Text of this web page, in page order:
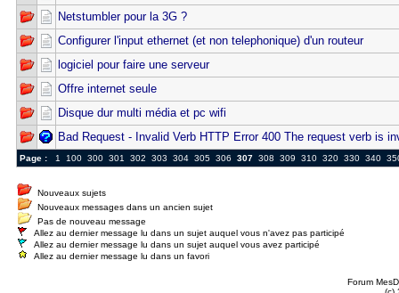
Netstumbler pour la 3G ?
Configurer l'input ethernet (et non telephonique) d'un routeur
logiciel pour faire une serveur
Offre internet seule
Disque dur multi média et pc wifi
Bad Request - Invalid Verb HTTP Error 400 The request verb is
Page : 1 100 300 301 302 303 304 305 306 307 308 309 310 320 330 340
Nouveaux sujets
Nouveaux messages dans un ancien sujet
Pas de nouveau message
Allez au dernier message lu dans un sujet auquel vous n'avez pas participé
Allez au dernier message lu dans un sujet auquel vous avez participé
Allez au dernier message lu dans un favori
Forum